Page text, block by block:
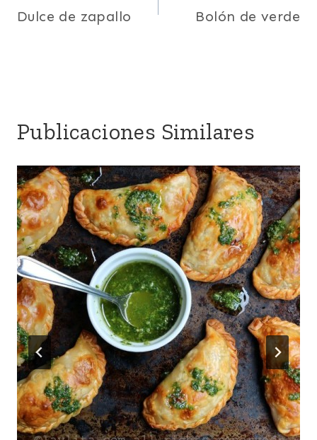
de
Dulce de zapallo Bolón de verde
Publicaciones Similares